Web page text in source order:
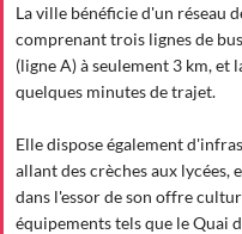
La ville bénéficie d'un réseau
comprenant trois lignes de
(ligne A) à seulement 3 km, et
quelques minutes de trajet.
Elle dispose également
allant des crèches aux lycées,
dans l'essor de son offre
équipements tels que le Quai